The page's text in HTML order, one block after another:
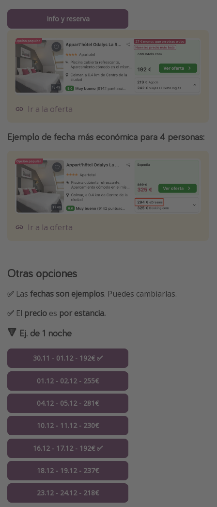
Info y reserva
Ir a la oferta
Ejemplo de fecha más económica para 4 personas:
Ir a la oferta
Otras opciones
✅ Las fechas son ejemplos. Puedes cambiarlas.
✅ El precio es por estancia.
🔻 Ej. de 1 noche
30.11 - 01.12 - 192€ ✅
01.12 - 02.12 - 255€
04.12 - 05.12 - 281€
10.12 - 11.12 - 230€
16.12 - 17.12 - 192€ ✅
18.12 - 19.12 - 237€
23.12 - 24.12 - 218€